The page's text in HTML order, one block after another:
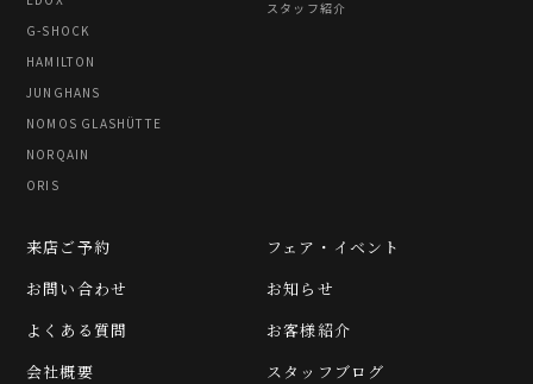
G-SHOCK
HAMILTON
JUNGHANS
NOMOS GLASHÜTTE
NORQAIN
ORIS
スタッフ紹介
フェア・イベント
お知らせ
お客様紹介
スタッフブログ
来店ご予約
お問い合わせ
よくある質問
会社概要